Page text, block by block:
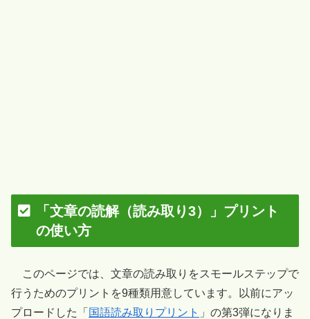
「文章の読解（読み取り3）」プリント
の使い方
このページでは、文章の読み取りをスモールステップで
行うためのプリントを9種類用意しています。以前にアッ
プロードした「 国語読み取りプリント 」の第3弾になりま